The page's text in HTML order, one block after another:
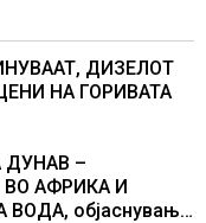
ДИЗЕЛОТ
НА ГОРИВАТА
–
АФРИКА И
објаснување